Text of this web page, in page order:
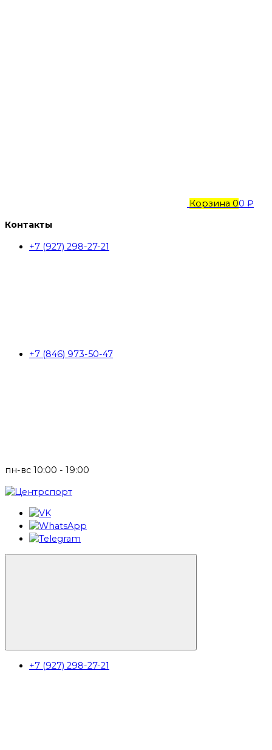
Корзина 00 ₽
Контакты
+7 (927) 298-27-21
+7 (846) 973-50-47
пн-вс 10:00 - 19:00
+7 (927) 298-27-21